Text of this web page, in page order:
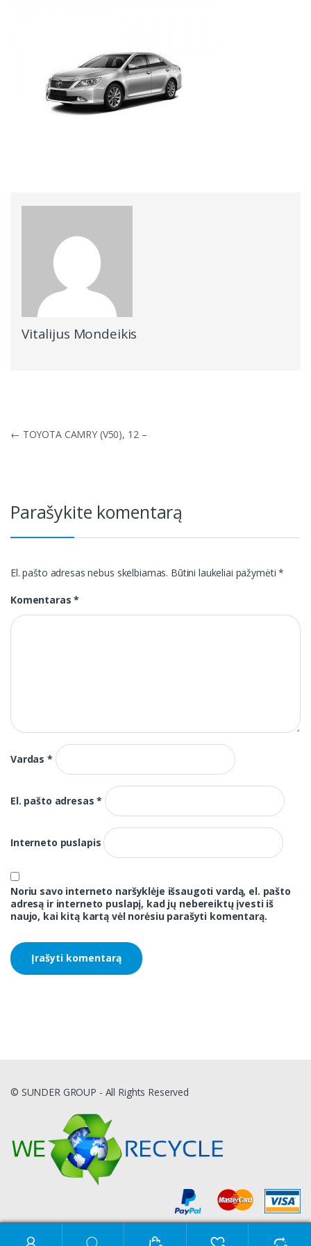
Vitalijus Mondeikis
Navigacija
← TOYOTA CAMRY (V50), 12 –
Parašykite komentarą
El. pašto adresas nebus skelbiamas. Būtini laukeliai pažymėti*
Komentaras*
Vardas*
El. pašto adresas*
Interneto puslapis
Noriu savo interneto naršyklėje išsaugoti vardą, el. pašto
adresą ir interneto puslapį, kad jų nebereiktų įvesti iš
naujo, kai kitą kartą vėl norėsiu parašyti komentarą.
© SUNDER GROUP - All Rights Reserved
Ieškoti: